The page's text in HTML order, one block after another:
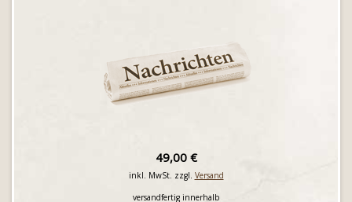
49,00 €
inkl. MwSt. zzgl. Versand
versandfertig innerhalb